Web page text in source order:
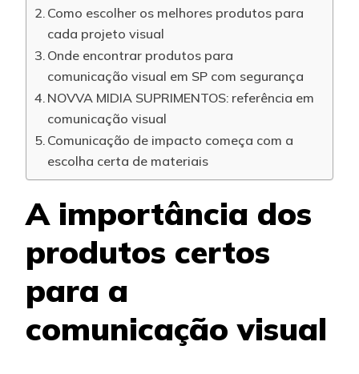
Como escolher os melhores produtos para
cada projeto visual
Onde encontrar produtos para
comunicação visual em SP com segurança
NOVVA MIDIA SUPRIMENTOS: referência em
comunicação visual
Comunicação de impacto começa com a
escolha certa de materiais
A importância dos
produtos certos
para a
comunicação visual